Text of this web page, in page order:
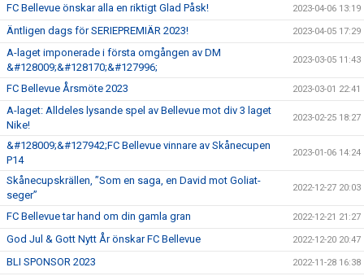
FC Bellevue önskar alla en riktigt Glad Påsk! 2023-04-06 13:19
Äntligen dags för SERIEPREMIÄR 2023! 2023-04-05 17:29
A-laget imponerade i första omgången av DM
&#128009;&#128170;&#127996;
2023-03-05 11:43
FC Bellevue Årsmöte 2023 2023-03-01 22:41
A-laget: Alldeles lysande spel av Bellevue mot div 3 laget
Nike!
2023-02-25 18:27
&#128009;&#127942;FC Bellevue vinnare av Skånecupen
P14
2023-01-06 14:24
Skånecupskrällen, ”Som en saga, en David mot Goliat-
seger”
2022-12-27 20:03
FC Bellevue tar hand om din gamla gran 2022-12-21 21:27
God Jul & Gott Nytt År önskar FC Bellevue 2022-12-20 20:47
BLI SPONSOR 2023 2022-11-28 16:38